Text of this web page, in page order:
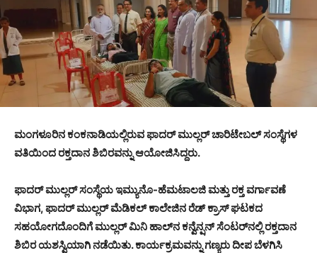
ಮಂಗಳೂರಿನ ಕಂಕನಾಡಿಯಲ್ಲಿರುವ ಫಾದರ್ ಮುಲ್ಲರ್ ಚಾರಿಟೇಬಲ್ ಸಂಸ್ಥೆಗಳ
ವತಿಯಿಂದ ರಕ್ತದಾನ ಶಿಬಿರವನ್ನು ಆಯೋಜಿಸಿದ್ದರು.
ಫಾದರ್ ಮುಲ್ಲರ್ ಸಂಸ್ಥೆಯ ಇಮ್ಯುನೊ-ಹೆಮಟಾಲಜಿ ಮತ್ತು ರಕ್ತ ವರ್ಗಾವಣೆ
ವಿಭಾಗ, ಫಾದರ್ ಮುಲ್ಲರ್ ಮೆಡಿಕಲ್ ಕಾಲೇಜಿನ ರೆಡ್ ಕ್ರಾಸ್ ಘಟಕದ
ಸಹಯೋಗದೊಂದಿಗೆ ಮುಲ್ಲರ್ ಮಿನಿ ಹಾಲ್‌ನ ಕನ್ವೆನ್ಷನ್ ಸೆಂಟರ್‌ನಲ್ಲಿ ರಕ್ತದಾನ
ಶಿಬಿರ ಯಶಸ್ವಿಯಾಗಿ ನಡೆಯಿತು. ಕಾರ್ಯಕ್ರಮವನ್ನು ಗಣ್ಯರು ದೀಪ ಬೆಳಗಿಸಿ